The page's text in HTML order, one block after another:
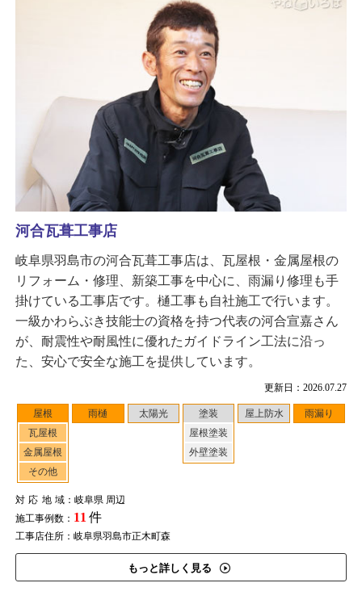
更新日：2026.07.27
屋根
瓦屋根
金属屋根
その他
雨樋 太陽光
塗装
屋根塗装
外壁塗装
屋上防水 雨漏り
対応地域：岐阜県 周辺
施工事例数： 11 件
工事店住所：岐阜県羽島市正木町森
もっと詳しく見る
河合瓦葺工事店
岐阜県羽島市の河合瓦葺工事店は、瓦屋根・金属屋根の
リフォーム・修理、新築工事を中心に、雨漏り修理も手
掛けている工事店です。樋工事も自社施工で行います。
一級かわらぶき技能士の資格を持つ代表の河合宣嘉さん
が、耐震性や耐風性に優れたガイドライン工法に沿っ
た、安心で安全な施工を提供しています。